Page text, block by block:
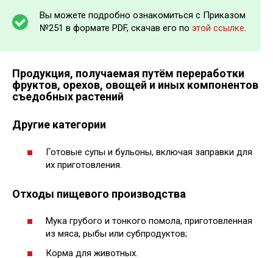
Вы можете подробно ознакомиться с Приказом
№251 в формате PDF, скачав его по этой ссылке.
Продукция, получаемая путём переработки
фруктов, орехов, овощей и иных компонентов
съедобных растений
Другие категории
Готовые супы и бульоны, включая заправки для
их приготовления.
Отходы пищевого производства
Мука грубого и тонкого помола, приготовленная
из мяса, рыбы или субпродуктов;
Корма для животных.